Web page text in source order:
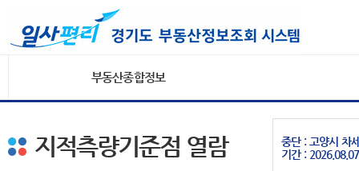
부동산종합정보
중단 : 고양시 차
기간 :
지적측량기준점 열람